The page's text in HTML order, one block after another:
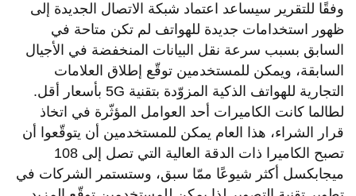
وفقًا للتقرير سيساعد اعتماد شبكة الاتصال الجديدة إلى
ظهور استخدامات جديدة للهواتف لم تكن متاحة في
السابق بسبب سرعة نقل البيانات المنخفضة في الأجيال
السابقة، ويمكن للمستخدمين توقّع إطلاق العلامات
التجارية للهواتف الذكية المزوّدة بتقنية 5G بأسعار أقل.
لطالما كانت الكاميرات أحد العوامل المؤثّرة في اتخاذ
قرار الشراء، هذا العام يمكن للمستخدمين أن يتوقّعوا أن
تصبح الكاميرا ذات الدقة العالية التي تصل إلى 108
ميجابكسل أكثر شيوعًا ممّا سبق، وستستمر الشركات في